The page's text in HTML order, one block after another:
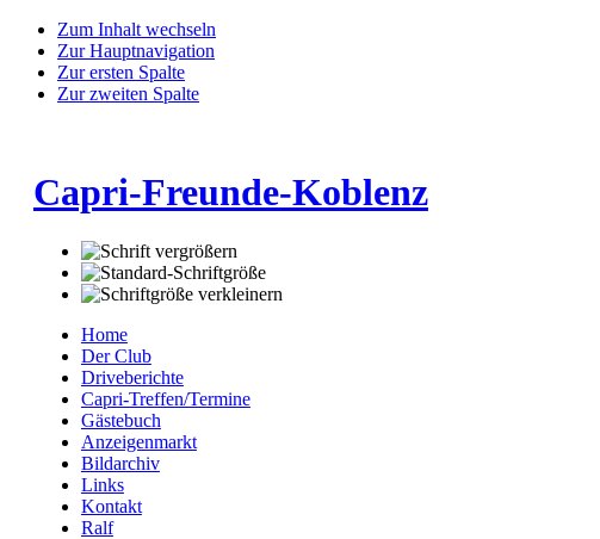
Zum Inhalt wechseln
Zur Hauptnavigation
Zur ersten Spalte
Zur zweiten Spalte
Capri-Freunde-Koblenz
Home
Der Club
Driveberichte
Capri-Treffen/Termine
Gästebuch
Anzeigenmarkt
Bildarchiv
Links
Kontakt
Ralf